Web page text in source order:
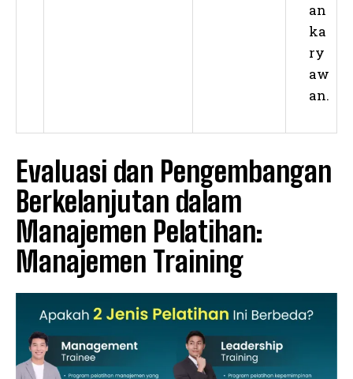
an
ka
ry
aw
an.
Evaluasi dan Pengembangan
Berkelanjutan dalam
Manajemen Pelatihan:
Manajemen Training